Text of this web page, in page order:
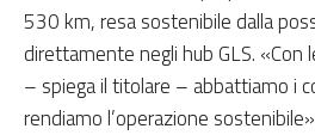
530 km, resa sostenibile dalla
direttamente negli hub GLS. «Con
– spiega il titolare – abbattiamo i
rendiamo l’operazione